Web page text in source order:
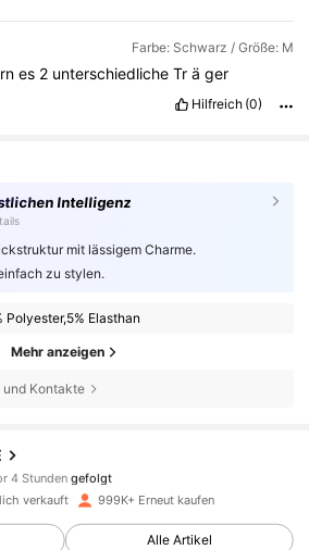
Farbe: Schwarz / Größe: M
es 2 unterschiedliche Tr ä ger
Hilfreich (0)
Intelligenz
mit lässigem Charme.
zu stylen.
Polyester,5% Elasthan
Mehr anzeigen
Kontakte
4 Stunden gefolgt
Durchsuchen
verkauft 999K+ Erneut kaufen
Alle Artikel